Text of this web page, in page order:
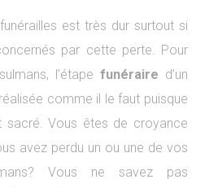
est très dur surtout si
par cette perte. Pour
l’étapefunéraire d’un
comme il le faut puisque
sacré. Vous êtes de croyance
avez perdu un ou une de vos
Vous ne savez pas